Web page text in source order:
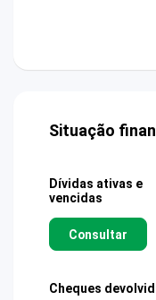
Situação
Dívidas ativas e
vencidas
Consultar
Cheques